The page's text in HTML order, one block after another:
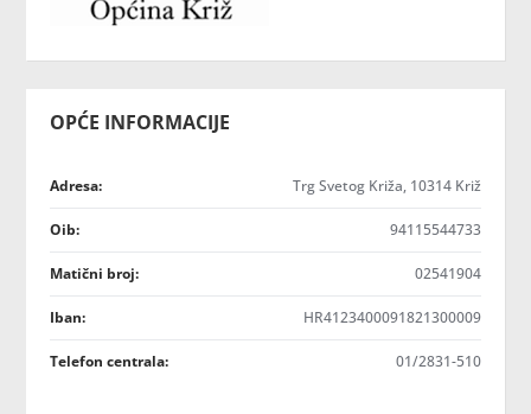
OPĆE INFORMACIJE
Adresa: Trg Svetog Križa, 10314 Križ
Oib: 94115544733
Matični broj: 02541904
Iban: HR4123400091821300009
Telefon centrala: 01/2831-510